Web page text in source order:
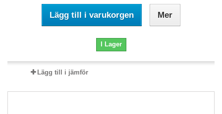
Lägg till i varukorgen Mer
I Lager
Lägg till i jämför